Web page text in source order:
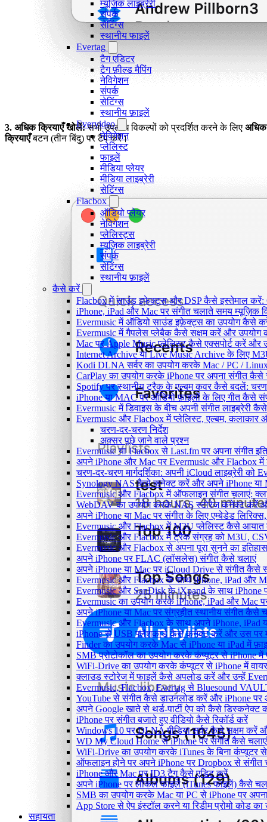
म्यूजिक लाइब्रेरी
संपर्क
सेटिंग्स
स्थानीय फाइलें
Evertag
टैग एडिटर
टैग फ़ील्ड मैपिंग
नेविगेशन
संपर्क
सेटिंग्स
स्थानीय फ़ाइलें
Evervideo
नेविगेशन
प्लेलिस्ट
फाइलें
मीडिया प्लेयर
मीडिया लाइब्रेरी
सेटिंग्स
Flacbox
ऑडियो प्लेयर
नेविगेशन
प्लेलिस्ट्स
म्यूज़िक लाइब्रेरी
संपर्क
सेटिंग्स
स्थानीय फ़ाइलें
कैसे करें
Flacbox में साउंड इफेक्ट्स और DSP कैसे इस्तेमाल करें:
iPhone, iPad और Mac पर संगीत चलाते समय म्यूज़िक
Evermusic में ऑडियो साउंड इफ़ेक्ट्स का उपयोग कैसे
Evermusic में गैपलेस प्लेबैक कैसे सक्षम करें और उपयोग
Mac पर Apple Music प्लेलिस्ट कैसे एक्सपोर्ट करें और
Internet Archive या Live Music Archive के लिए
Kodi DLNA सर्वर का उपयोग करके Mac / PC /
CarPlay का उपयोग करके iPhone पर अपना संगीत कैसे
Spotify पर स्थानीय ट्रैक के एल्बम कवर कैसे बदलें:
iPhone या MAC पर ऑडियो फ़ाइलों के लिए गीत कैसे
Evermusic में डिवाइस के बीच अपनी संगीत लाइब्रेरी
Evermusic और Flacbox में प्लेलिस्ट, एल्बम,
चरण-दर-चरण निर्देश
अक्सर पूछे जाने वाले प्रश्न
Evermusic या Flacbox से Last.fm पर अपना संगीत
अपने iPhone और Mac पर Evermusic और Flacbox में
चरण-दर-चरण मार्गदर्शिका: अपनी iCloud लाइब्रेरी
Synology NAS कैसे कनेक्ट करें और अपने iPhone या
Evermusic और Flacbox में ऑफलाइन संगीत चलाएं:
WebDAV का उपयोग करके NAS स्टोरेज कनेक्ट करें
अपने iPhone या Mac पर संगीत के लिए एम्बेडेड
Evermusic और Flacbox में M3U प्लेलिस्ट कैसे आयात
Evermusic और Flacbox में ट्रैक संग्रह को M3U,
Evermusic और Flacbox से अपना पूरा सुनने का इतिहास
अपने iPhone पर FLAC (लॉसलेस) संगीत कैसे चलाएं
अपने iPhone या Mac पर iCloud Drive से संगीत कैसे
Evermusic और Flacbox के साथ iPhone, iPad और
Evermusic और SanDisk के iXpand के साथ iPhone
Evermusic का उपयोग करके iPhone, iPad और Mac
अपने iPhone या Mac पर संग्रहीत स्थानीय संगीत कैसे
Evermusic और Flacbox के साथ अपने iPhone, iPad
iPhone से USB फ्लैशकार्ड कैसे कनेक्ट करें और उस पर
Finder का उपयोग करके Mac से iPhone या iPad में
SMB प्रोटोकॉल का उपयोग करके कंप्यूटर से iPhone
WiFi-Drive का उपयोग करके कंप्यूटर से iPhone में
क्लाउड स्टोरेज में फाइलें कैसे अपलोड करें और उन्हें
Evermusic, Flacbox, Evertag से Bluesound
YouTube से संगीत कैसे डाउनलोड करें और iPhone
अपने Google खाते से थर्ड-पार्टी ऐप को कैसे डिस्कनेक्ट
iPhone पर संगीत बजाते हुए वीडियो कैसे रिकॉर्ड करें
Windows 10 पर DLNA मीडिया सर्वर कैसे सक्षम करें
WD My Cloud Home से iPhone पर संगीत कैसे चलाएं
WiFi-Drive का उपयोग करके iTunes के बिना कंप्यूटर
ऑफलाइन होने पर अपने iPhone पर Dropbox से संगीत
iPhone और Mac पर ID3 टैग कैसे एडिट करें
अपने iPhone पर लोकल फाइलें (iTunes फाइलें) कैसे
SMB का उपयोग करके Mac या PC से iPhone पर
App Store से ऐप इंस्टॉल करने या रिडीम प्रोमो कोड
सहायता
3. अधिक क्रियाएँ खोलें:सभी उपलब्ध विकल्पों को प्रदर्शित करने के लिए अधिक
क्रियाएँबटन (तीन बिंदु) पर टैप करें।